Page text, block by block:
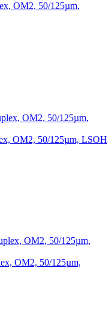
OM2, 50/125µm,
OM2, 50/125µm, LSOH
OM2, 50/125µm,